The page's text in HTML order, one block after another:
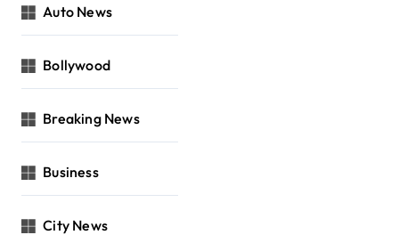
Auto News
Bollywood
Breaking News
Business
City News